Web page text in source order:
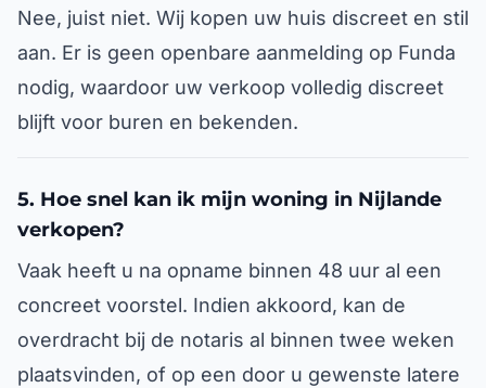
Nee, juist niet. Wij kopen uw huis discreet en stil
aan. Er is geen openbare aanmelding op Funda
nodig, waardoor uw verkoop volledig discreet
blijft voor buren en bekenden.
5. Hoe snel kan ik mijn woning in Nijlande
verkopen?
Vaak heeft u na opname binnen 48 uur al een
concreet voorstel. Indien akkoord, kan de
overdracht bij de notaris al binnen twee weken
plaatsvinden, of op een door u gewenste latere